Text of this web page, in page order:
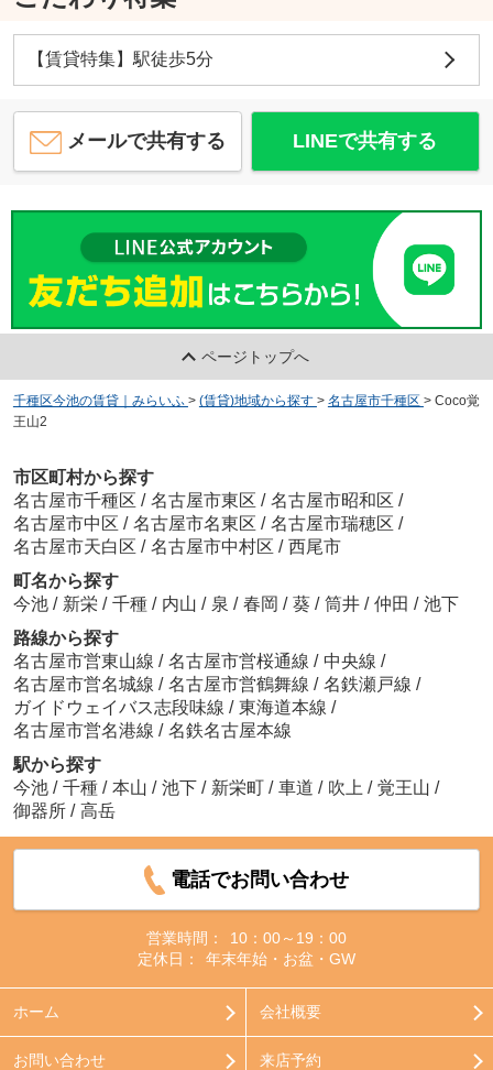
【賃貸特集】駅徒歩5分
メールで共有する LINEで共有する
ページトップへ
千種区今池の賃貸｜みらいふ > (賃貸)地域から探す > 名古屋市千種区 > Coco覚
王山2
市区町村から探す
名古屋市千種区 / 名古屋市東区 / 名古屋市昭和区 /
名古屋市中区 / 名古屋市名東区 / 名古屋市瑞穂区 /
名古屋市天白区 / 名古屋市中村区 / 西尾市
町名から探す
今池 / 新栄 / 千種 / 内山 / 泉 / 春岡 / 葵 / 筒井 / 仲田 / 池下
路線から探す
名古屋市営東山線 / 名古屋市営桜通線 / 中央線 /
名古屋市営名城線 / 名古屋市営鶴舞線 / 名鉄瀬戸線 /
ガイドウェイバス志段味線 / 東海道本線 /
名古屋市営名港線 / 名鉄名古屋本線
駅から探す
今池 / 千種 / 本山 / 池下 / 新栄町 / 車道 / 吹上 / 覚王山 /
御器所 / 高岳
電話でお問い合わせ
営業時間：
10：00～19：00
定休日：
年末年始・お盆・GW
ホーム 会社概要
お問い合わせ 来店予約